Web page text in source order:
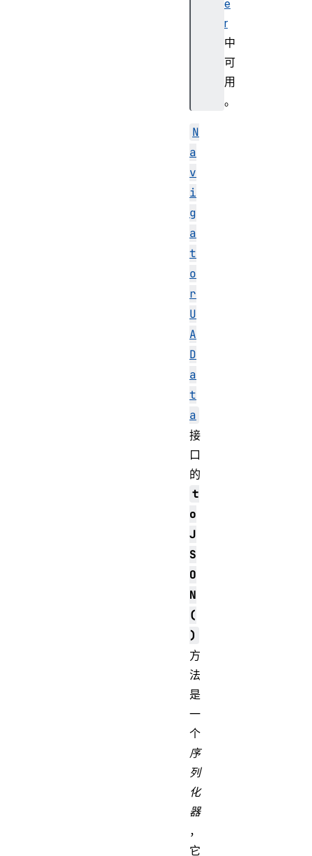
e
r
中
可
用
。
N
a
v
i
g
a
t
o
r
U
A
D
a
t
a
接
口
的
t
o
J
S
O
N
(
)
方
法
是
一
个
序
列
化
器
，
它